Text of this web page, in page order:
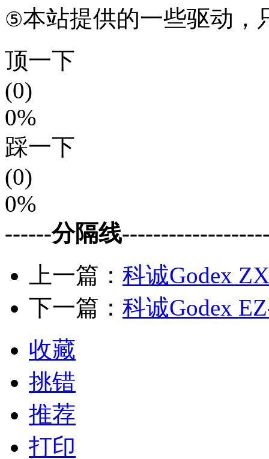
⑤本站提供的一些驱动，
顶一下
(0)
0%
踩一下
(0)
0%
------分隔线
上一篇： 科诚Godex
下一篇： 科诚Godex
收藏
挑错
推荐
打印